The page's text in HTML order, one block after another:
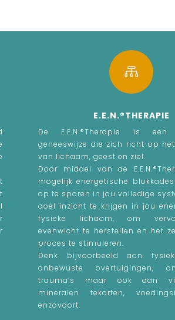

E.E.N.®THERAPIE
De E.E.N.®Therapie is een
geneeswijze die zich richt op
van lichaam, geest en ziel.
Door middel van de
mogelijk energetische
op te sporen in jou volledige
doel inzicht te krijgen in jou
fysieke lichaam, om
evenwicht te herstellen en het
proces te stimuleren.
Denk bijvoorbeeld aan
onbewuste overtuigingen,
trauma’s maar ook aan
mineralen tekorten,
enzovoort.